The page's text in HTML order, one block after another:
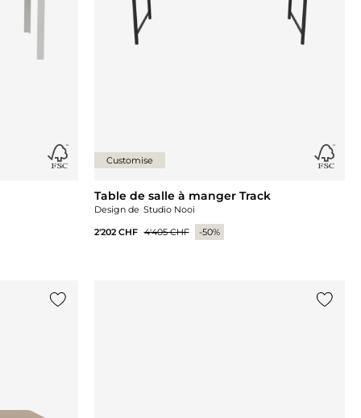
Customise
Table de salle à manger Track
Design de Studio Nooi
2'202 CHF 4'405 CHF -50%